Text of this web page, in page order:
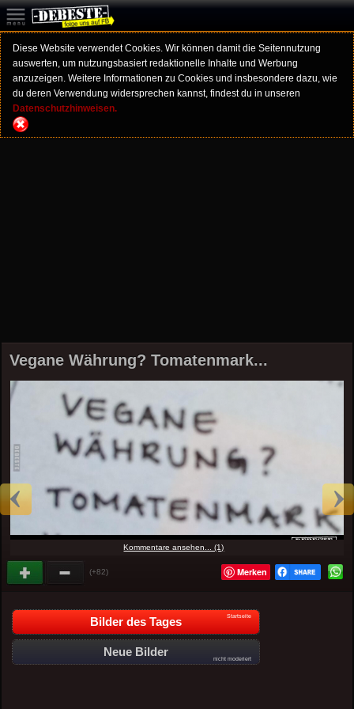
Diese Website verwendet Cookies. Wir können damit die Seitennutzung
auswerten, um nutzungsbasiert redaktionelle Inhalte und Werbung
anzuzeigen. Weitere Informationen zu Cookies und insbesondere dazu, wie
du deren Verwendung widersprechen kannst, findest du in unseren
Datenschutzhinweisen.
Vegane Währung? Tomatenmark...
Kommentare ansehen... (1)
(+82) Merken
Bilder des Tages Startseite
Neue Bilder
nicht moderiert